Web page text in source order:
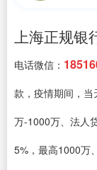
上海正规
电话微信：
款，疫情期间，
万-1000万、法人
5%，最高1000万